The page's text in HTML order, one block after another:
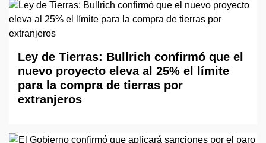
Ley de Tierras: Bullrich confirmó que el
nuevo proyecto eleva al 25% el límite
para la compra de tierras por
extranjeros